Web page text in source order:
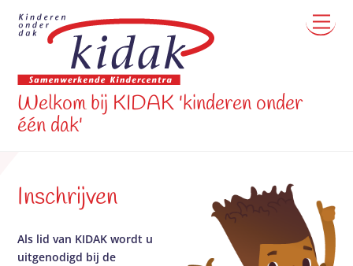
Menu
Welkom bij KIDAK 'kinderen onder
één dak'
Inschrijven
Als lid van KIDAK wordt u
uitgenodigd bij de